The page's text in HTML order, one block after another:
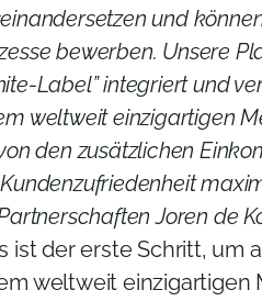
und
bewerben. Unsere
Label” integriert und
weltweit einzigartigen
den zusätzlichen
Joren de
ist der erste Schritt, um
weltweit einzigartigen